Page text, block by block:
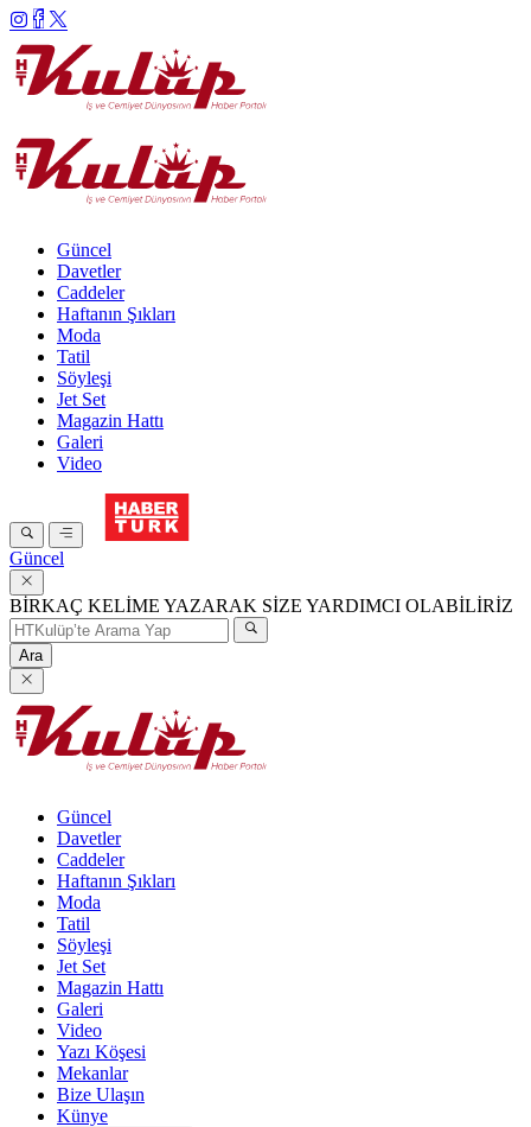
Güncel
Davetler
Caddeler
Haftanın Şıkları
Moda
Tatil
Söyleşi
Jet Set
Magazin Hattı
Galeri
Video
Güncel
BİRKAÇ KELİME YAZARAK SİZE YARDIMCI OLABİLİRİZ
Ara
Güncel
Davetler
Caddeler
Haftanın Şıkları
Moda
Tatil
Söyleşi
Jet Set
Magazin Hattı
Galeri
Video
Yazı Köşesi
Mekanlar
Bize Ulaşın
Künye